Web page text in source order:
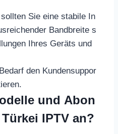
Sie eine stabile In
Bandbreite s
Ihres Geräts und
den Kundensuppor
und Abon
IPTV an?